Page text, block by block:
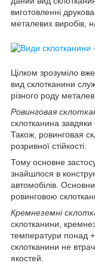
виготовленні
металевих виробів,
Цілком зрозуміло
вид склотканини
різного роду
Ровинговая
склотканина
Також, ровинговая
розривної стійкості.
Тому основне
знайшлося в
автомобілів.
ровинговою
Кремнеземні
склотканини,
температури понад
склотканини не
якостей.